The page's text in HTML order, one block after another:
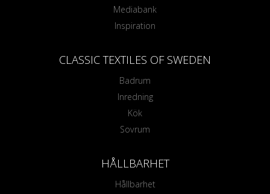
Mediabank
Inspiration
CLASSIC TEXTILES OF SWEDEN
Badrum
Inredning
Kök
Sovrum
HÅLLBARHET
Hållbarhet